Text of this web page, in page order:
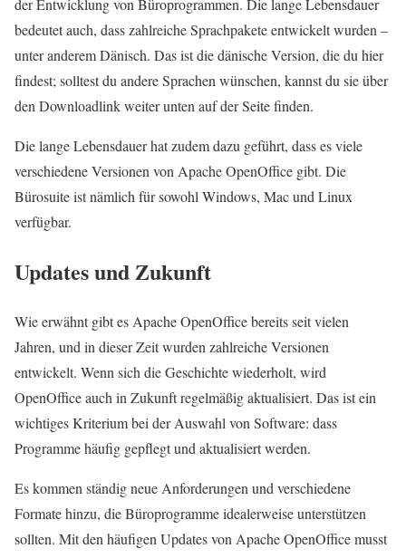
der Entwicklung von Büroprogrammen. Die lange Lebensdauer
bedeutet auch, dass zahlreiche Sprachpakete entwickelt wurden –
unter anderem Dänisch. Das ist die dänische Version, die duhier
findest; solltest du andere Sprachen wünschen, kannst du sie über
den Downloadlink weiter unten auf der Seite finden.
Die lange Lebensdauer hat zudem dazu geführt, dass es viele
verschiedene Versionen von Apache OpenOffice gibt. Die
Bürosuite ist nämlich für sowohlWindows, Mac und Linux
verfügbar.
Updates und Zukunft
Wie erwähnt gibt es Apache OpenOffice bereits seit vielen
Jahren, und in dieser Zeit wurden zahlreiche Versionen
entwickelt. Wenn sich die Geschichte wiederholt, wird
OpenOffice auch in Zukunft regelmäßig aktualisiert. Das ist ein
wichtiges Kriterium bei der Auswahl von Software: dass
Programme häufig gepflegt und aktualisiert werden.
Es kommen ständig neue Anforderungen und verschiedene
Formate hinzu, die Büroprogramme idealerweise unterstützen
sollten. Mit den häufigen Updates von Apache OpenOffice musst